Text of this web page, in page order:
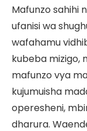
Mafunzo sahihi
ufanisi wa
wafahamu
kubeba mizigo,
mafunzo vya
kujumuisha
operesheni,
dharura.